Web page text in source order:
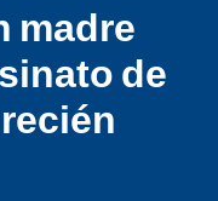
madre
de